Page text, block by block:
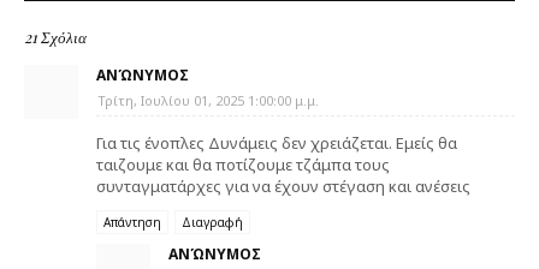
21 Σχόλια
ΑΝΏΝΥΜΟΣ
Τρίτη, Ιουλίου 01, 2025 1:00:00 μ.μ.
Για τις ένοπλες Δυνάμεις δεν χρειάζεται. Εμείς θα
ταιζουμε και θα ποτίζουμε τζάμπα τους
συνταγματάρχες για να έχουν στέγαση και ανέσεις
Απάντηση Διαγραφή
ΑΝΏΝΥΜΟΣ